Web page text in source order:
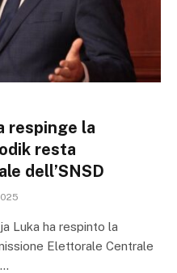
respinge la
resta
dell’SNSD
Luka ha respinto la
Elettorale Centrale